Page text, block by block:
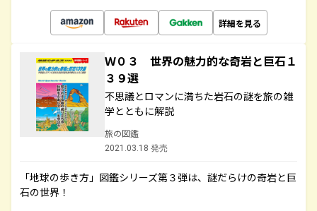
詳細を見る
Ｗ０３ 世界の魅力的な奇岩と巨石１
３９選
不思議とロマンに満ちた岩石の謎を旅の雑
学とともに解説
旅の図鑑
2021.03.18 発売
「地球の歩き方」図鑑シリーズ第３弾は、謎だらけの奇岩と巨
石の世界！